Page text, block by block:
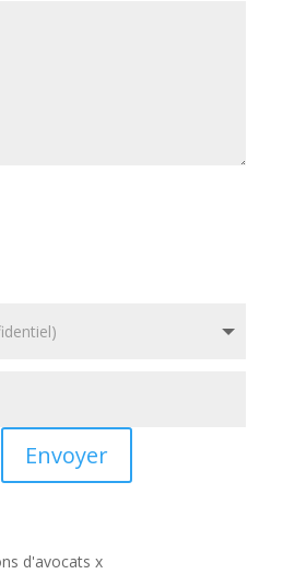
Envoyer
d'avocats x